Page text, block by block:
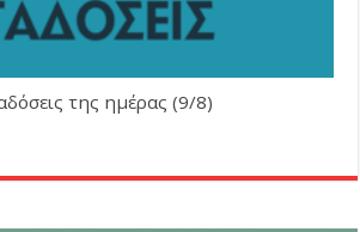
της ημέρας (9/8)